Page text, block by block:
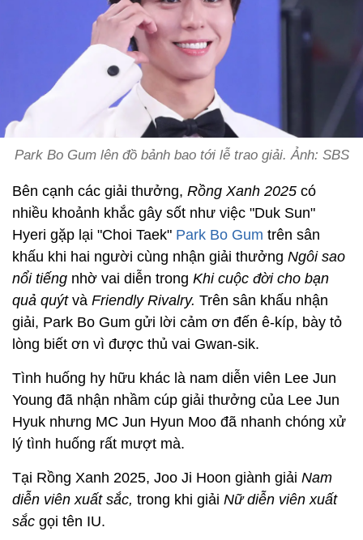
Park Bo Gum lên đồ bảnh bao tới lễ trao giải. Ảnh: SBS
Bên cạnh các giải thưởng, Rồng Xanh 2025 có
nhiều khoảnh khắc gây sốt như việc "Duk Sun"
Hyeri gặp lại "Choi Taek" Park Bo Gum trên sân
khấu khi hai người cùng nhận giải thưởng Ngôi sao
nổi tiếng nhờ vai diễn trong Khi cuộc đời cho bạn
quả quýtvà Friendly Rivalry. Trên sân khấu nhận
giải, Park Bo Gum gửi lời cảm ơn đến ê-kíp, bày tỏ
lòng biết ơn vì được thủ vai Gwan-sik.
Tình huống hy hữu khác là nam diễn viên Lee Jun
Young đã nhận nhầm cúp giải thưởng của Lee Jun
Hyuk nhưng MC Jun Hyun Moo đã nhanh chóng xử
lý tình huống rất mượt mà.
Tại Rồng Xanh 2025, Joo Ji Hoon giành giải Nam
diễn viên xuất sắc, trong khi giải Nữ diễn viên xuất
sắc gọi tên IU.